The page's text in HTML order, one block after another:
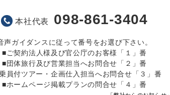
本社代表 098-861-3404
声ガイダンスに従って番号をお選び下さい。
■ご契約法人様及び官公庁のお客様「１」番
■団体旅行及び営業担当へお問合せ「２」番
員付ツアー・企画仕入担当へお問合せ「３」番
■ホームページ掲載プランの問合せ「４」番